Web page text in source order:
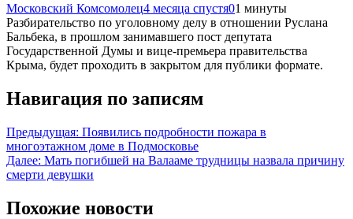
Московский Комсомолец4 месяца спустя01 минуты
Разбирательство по уголовному делу в отношении Руслана
Бальбека, в прошлом занимавшего пост депутата
Государственной Думы и вице-премьера правительства
Крыма, будет проходить в закрытом для публики формате.
Навигация по записям
Предыдущая: Появились подробности пожара в
многоэтажном доме в Подмосковье
Далее: Мать погибшей на Валааме трудницы назвала причину
смерти девушки
Похожие новости